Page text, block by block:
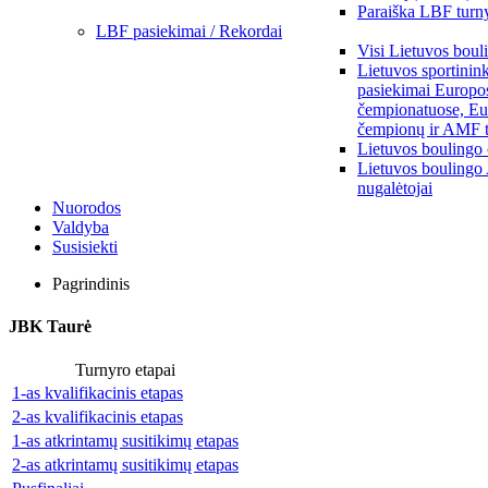
Paraiška LBF
LBF pasiekimai / Rekordai
Visi Lietuvos
Lietuvos
pasiekimai
čempionatuose,
čempionų ir AMF
Lietuvos boulingo
Lietuvos boulingo
nugalėtojai
Nuorodos
Valdyba
Susisiekti
Pagrindinis
JBK Taurė
Turnyro etapai
1-as kvalifikacinis etapas
2-as kvalifikacinis etapas
1-as atkrintamų susitikimų etapas
2-as atkrintamų susitikimų etapas